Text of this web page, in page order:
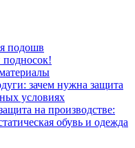
подошв
зачем нужна защита
условиях
на производстве:
обувь и одежда